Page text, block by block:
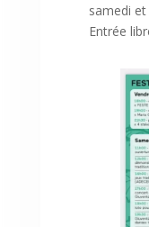
samedi
Entrée